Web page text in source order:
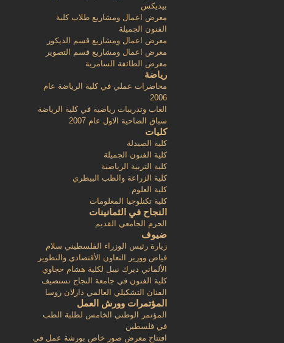
بيديكس
معرض اعمال ومشاريع طلاب كلية
الفنون الجميلة
معرض اعمال ومشاريع قسم الديكور
معرض اعمال ومشاريع قسم التصوير
معرض الطائفة السامرية
رياضة
محاضرات عملي في كلية الرياضة عام
2006
العاب وتدريبات رياضية في كلية الرياضة
سباق الضاحية الاول عام 2007
كليات
كلية الصيدلة
كلية الفنون الجميلة
كلية التربية الرياضية
كلية الزراعة والطب البيطري
كلية العلوم
كلية تكنلوجيا المعلومات
النجاح في الثمانينات
الحرم الجامعي القديم
ضيوف
زيارة رئيس الوزراء الفلسطيني سلام
فياض ووزير التعاون الأقتصادي والتطوير
الألماني ديرك نيبل لكلية هشام حجاوي
كلية الفنون في جامعة النجاح تستضيف
الفنان التشكيلي العالمي دارلان روسا
المؤتمرات وورش العمل
المؤتمر الوطني الخامس لطلبة الطب
في فلسطين
افتتاح معرض صور خاص بورشة عمل في